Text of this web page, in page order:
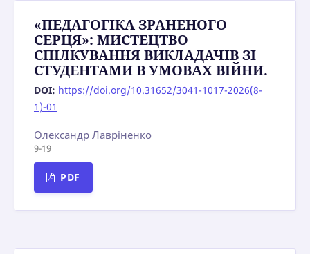
«ПЕДАГОГІКА ЗРАНЕНОГО
СЕРЦЯ»: МИСТЕЦТВО
СПІЛКУВАННЯ ВИКЛАДАЧІВ ЗІ
СТУДЕНТАМИ В УМОВАХ ВІЙНИ.
DOI: https://doi.org/10.31652/3041-1017-2026(8-
1)-01
Олександр Лавріненко
9-19
PDF